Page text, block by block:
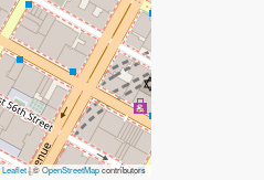
Leaflet|©OpenStreetMapcontributors